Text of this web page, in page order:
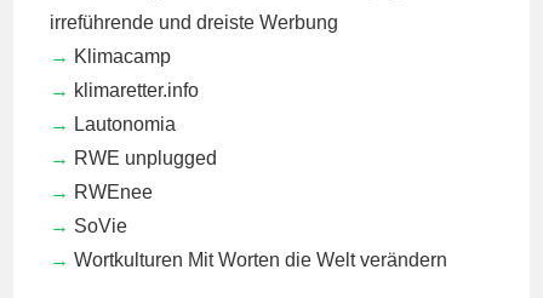
irreführende und dreiste Werbung
Klimacamp
klimaretter.info
Lautonomia
RWE unplugged
RWEnee
SoVie
Wortkulturen Mit Worten die Welt verändern